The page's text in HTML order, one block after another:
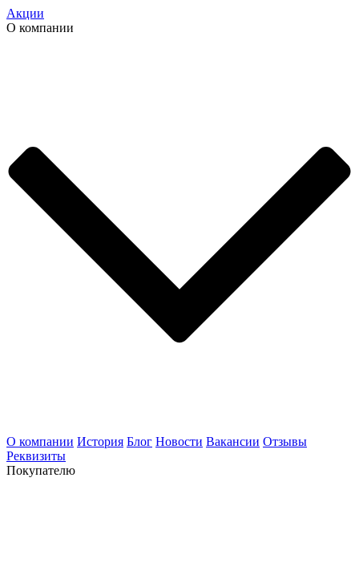
Акции
О компании
О компании История Блог Новости Вакансии Отзывы
Реквизиты
Покупателю